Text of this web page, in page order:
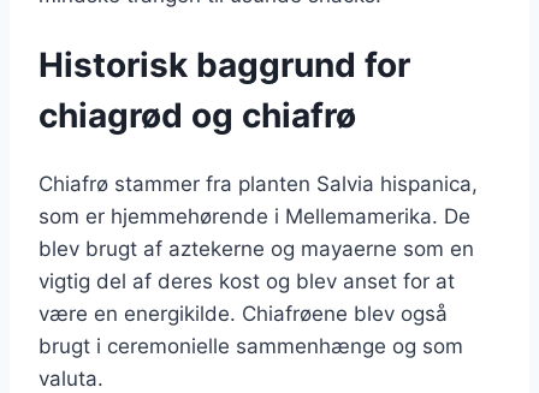
Historisk baggrund for
chiagrød og chiafrø
Chiafrø stammer fra planten Salvia hispanica,
som er hjemmehørende i Mellemamerika. De
blev brugt af aztekerne og mayaerne som en
vigtig del af deres kost og blev anset for at
være en energikilde. Chiafrøene blev også
brugt i ceremonielle sammenhænge og som
valuta.